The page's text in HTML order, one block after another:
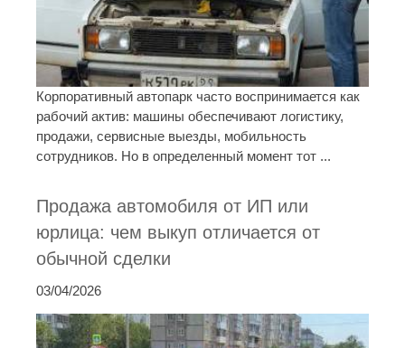
Корпоративный автопарк часто воспринимается как
рабочий актив: машины обеспечивают логистику,
продажи, сервисные выезды, мобильность
сотрудников. Но в определенный момент тот ...
Продажа автомобиля от ИП или
юрлица: чем выкуп отличается от
обычной сделки
03/04/2026